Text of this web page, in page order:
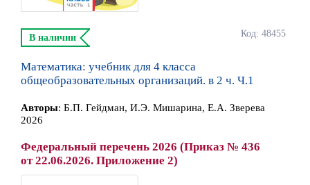
Код: 48455
В наличии
Математика: учебник для 4 класса
общеобразовательных организаций. в 2 ч. Ч.1
Авторы: Б.П. Гейдман, И.Э. Мишарина, Е.А. Зверева
2026
Федеральный перечень 2026 (Приказ № 436
от 22.06.2026. Приложение 2)